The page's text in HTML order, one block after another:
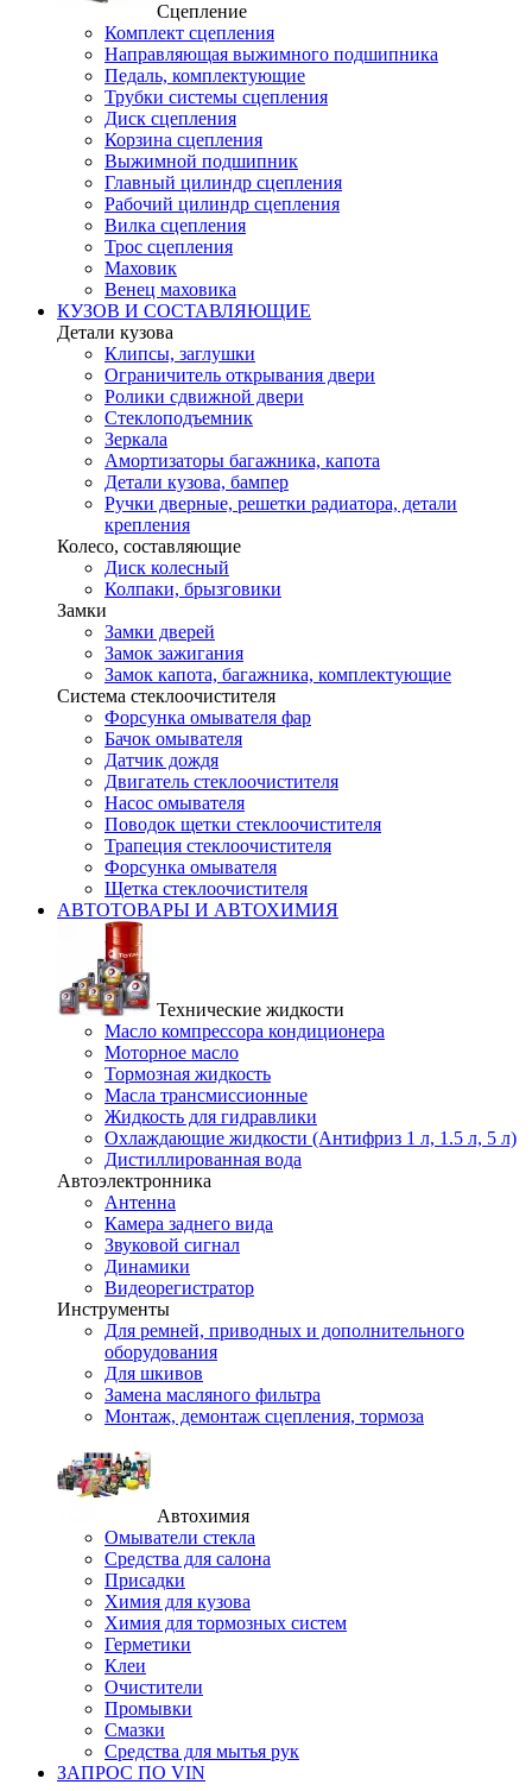
Сцепление
Комплект сцепления
Направляющая выжимного подшипника
Педаль, комплектующие
Трубки системы сцепления
Диск сцепления
Корзина сцепления
Выжимной подшипник
Главный цилиндр сцепления
Рабочий цилиндр сцепления
Вилка сцепления
Трос сцепления
Маховик
Венец маховика
КУЗОВ И СОСТАВЛЯЮЩИЕ
Детали кузова
Клипсы, заглушки
Ограничитель открывания двери
Ролики сдвижной двери
Стеклоподъемник
Зеркала
Амортизаторы багажника, капота
Детали кузова, бампер
Ручки дверные, решетки радиатора, детали
крепления
Колесо, составляющие
Диск колесный
Колпаки, брызговики
Замки
Замки дверей
Замок зажигания
Замок капота, багажника, комплектующие
Система стеклоочистителя
Форсунка омывателя фар
Бачок омывателя
Датчик дождя
Двигатель стеклоочистителя
Насос омывателя
Поводок щетки стеклоочистителя
Трапеция стеклоочистителя
Форсунка омывателя
Щетка стеклоочистителя
АВТОТОВАРЫ И АВТОХИМИЯ
Технические жидкости
Масло компрессора кондиционера
Моторное масло
Тормозная жидкость
Масла трансмиссионные
Жидкость для гидравлики
Охлаждающие жидкости (Антифриз 1 л, 1.5 л, 5 л)
Дистиллированная вода
Автоэлектронника
Антенна
Камера заднего вида
Звуковой сигнал
Динамики
Видеорегистратор
Инструменты
Для ремней, приводных и дополнительного
оборудования
Для шкивов
Замена масляного фильтра
Монтаж, демонтаж сцепления, тормоза
Автохимия
Омыватели стекла
Средства для салона
Присадки
Химия для кузова
Химия для тормозных систем
Герметики
Клеи
Очистители
Промывки
Смазки
Средства для мытья рук
ЗАПРОС ПО VIN